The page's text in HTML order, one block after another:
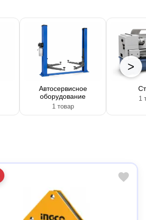
>
Автосервисное
оборудование
1 товар
1